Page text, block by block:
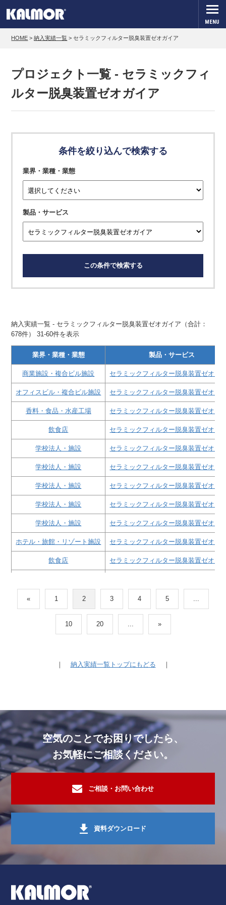
MENU
HOME >納入実績一覧 >セラミックフィルター脱臭装置ゼオガイア
プロジェクト一覧 - セラミックフィ
ルター脱臭装置ゼオガイア
条件を絞り込んで検索する
業界・業種・業態
製品・サービス
この条件で検索する
納入実績一覧 - セラミックフィルター脱臭装置ゼオガイア（合計：
678件） 31-60件を表示
業界・業種・業態 製品・サービス
商業施設・複合ビル施設 セラミックフィルター脱臭装置ゼオガ
オフィスビル・複合ビル施設 セラミックフィルター脱臭装置ゼオガ
香料・食品・水産工場 セラミックフィルター脱臭装置ゼオガ
飲食店 セラミックフィルター脱臭装置ゼオガ
学校法人・施設 セラミックフィルター脱臭装置ゼオガ
学校法人・施設 セラミックフィルター脱臭装置ゼオガ
学校法人・施設 セラミックフィルター脱臭装置ゼオガ
学校法人・施設 セラミックフィルター脱臭装置ゼオガ
学校法人・施設 セラミックフィルター脱臭装置ゼオガ
ホテル・旅館・リゾート施設 セラミックフィルター脱臭装置ゼオガ
飲食店 セラミックフィルター脱臭装置ゼオガ
学校法人・施設 セラミックフィルター脱臭装置ゼオガ
病院・福祉施設 セラミックフィルター脱臭装置ゼオガ
オフィスビル・複合ビル施設 セラミックフィルター脱臭装置ゼオガ
行政・公共施設 セラミックフィルター脱臭装置ゼオガ
行政・公共施設 セラミックフィルター脱臭装置ゼオガ
行政・公共施設 セラミックフィルター脱臭装置ゼオガ
行政・公共施設 セラミックフィルター脱臭装置ゼオガ
行政・公共施設 セラミックフィルター脱臭装置ゼオガ
行政・公共施設 セラミックフィルター脱臭装置ゼオガ
スーパー・小売業・卸商社
スーパー・小売業・卸商社
スーパー・小売業・卸商社
« 1 2 3 4 5 ...
10 20 ... »
｜ 納入実績一覧トップにもどる ｜
空気のことでお困りでしたら、
お気軽にご相談ください。
ご相談・お問い合わせ
資料ダウンロード